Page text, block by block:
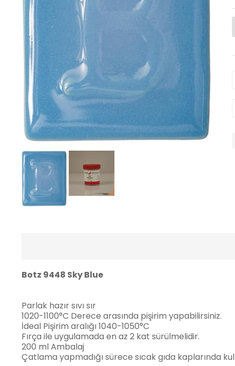
Botz 9448 Sky Blue
Parlak hazır sıvı sır
1020-1100°C Derece arasında pişirim yapabilirsiniz.
İdeal Pişirim aralığı 1040-1050°C
Fırça ile uygulamada en az 2 kat sürülmelidir.
200 ml Ambalaj
Çatlama yapmadığı sürece sıcak gıda kaplarında